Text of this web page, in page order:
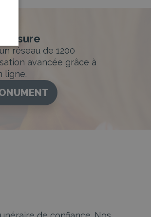
réseau de 1200
avancée grâce à
ligne.